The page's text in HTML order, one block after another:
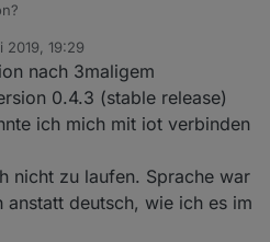
2019, 19:29
nach 3maligem
0.4.3 (stable release)
ich mich mit iot verbinden
nicht zu laufen. Sprache war
anstatt deutsch, wie ich es im